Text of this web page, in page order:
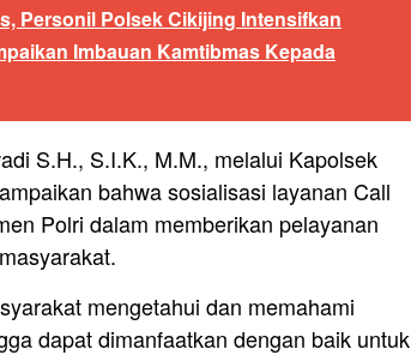
Personil Polsek Cikijing Intensifkan
Imbauan Kamtibmas Kepada
S.H., S.I.K., M.M., melalui Kapolsek
bahwa sosialisasi layanan Call
Polri dalam memberikan pelayanan
mengetahui dan memahami
dapat dimanfaatkan dengan baik untuk